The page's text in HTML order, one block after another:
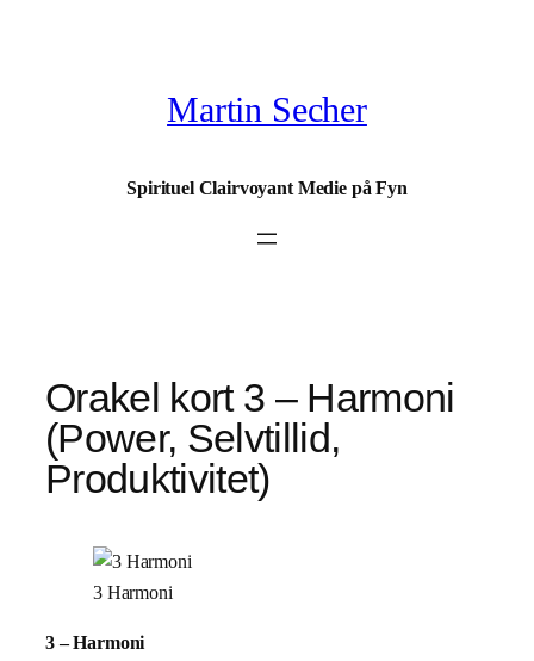
Martin Secher
Spirituel Clairvoyant Medie på Fyn
Orakel kort 3 – Harmoni
(Power, Selvtillid,
Produktivitet)
3 Harmoni
3 – Harmoni